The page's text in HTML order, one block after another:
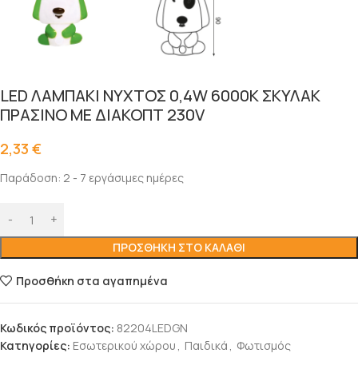
LED ΛΑΜΠΑΚΙ ΝΥΧΤΟΣ 0,4W 6000Κ ΣΚΥΛΑΚ
ΠΡΑΣΙΝΟ ΜΕ ΔΙΑΚΟΠΤ 230V
2,33 €
Παράδοση: 2 - 7 εργάσιμες ημέρες
ΠΡΟΣΘΉΚΗ ΣΤΟ ΚΑΛΆΘΙ
Προσθήκη στα αγαπημένα
Κωδικός προϊόντος: 82204LEDGN
Κατηγορίες: Εσωτερικού χώρου , Παιδικά , Φωτισμός